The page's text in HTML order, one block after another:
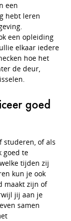
een
hebt leren
een opleiding
elkaar iedere
hoe het
de deur,
goed
studeren, of als
goed te
tijden zij
kun je ook
maakt zijn of
jij aan je
samen